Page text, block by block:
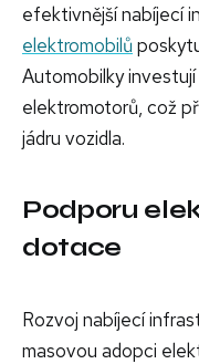
efektivnější nabíjecí
elektromobilů
Automobilky
elektromotorů, což
jádru vozidla.
Podporu
dotace
Rozvoj nabíjecí
masovou adopci